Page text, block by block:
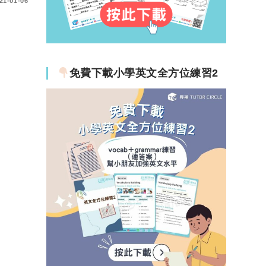
免費下載小學英文全方位練習2